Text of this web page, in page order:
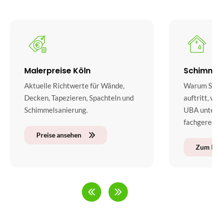
Malerpreise Köln
Aktuelle Richtwerte für Wände,
Decken, Tapezieren, Spachteln und
Schimmelsanierung.
Preise ansehen
Warum
auftritt,
UBA
Zum